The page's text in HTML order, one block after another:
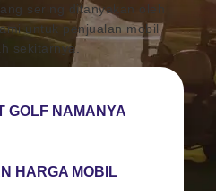
sering ditanyakan oleh
untuk penjualan mobil
sekitarnya.
GOLF NAMANYA
HARGA MOBIL